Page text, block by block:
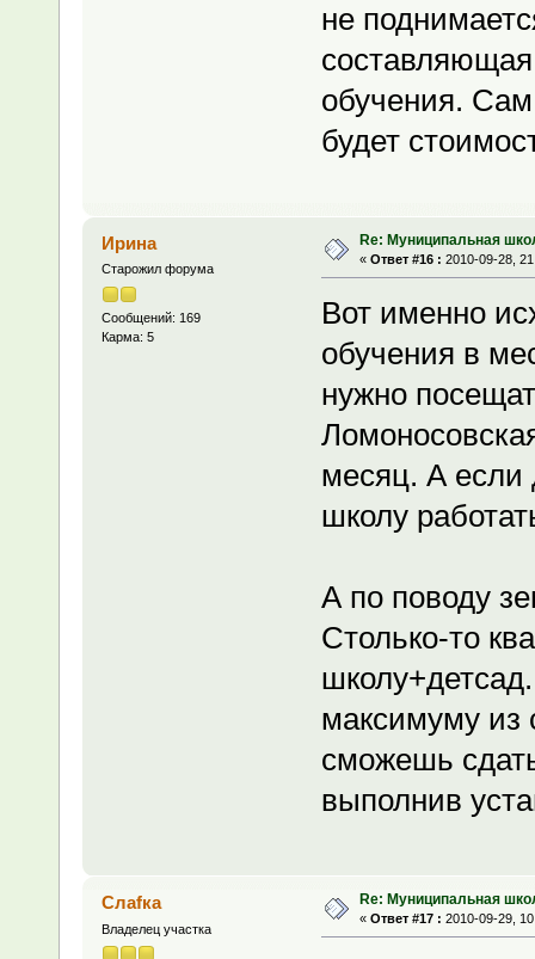
не
обучения. Сам
будет
Ирина
Старожил форума
Сообщений: 169
Карма: 5
Re: Муниципальная
« Ответ #16 : 2010-09-28,
Вот именно
обучения в
нужно
месяц. А если
школу
А по поводу
Столько-то
максимуму из
сможешь
выполнив
Слаfка
Владелец участка
Re: Муниципальная
« Ответ #17 : 2010-09-29,